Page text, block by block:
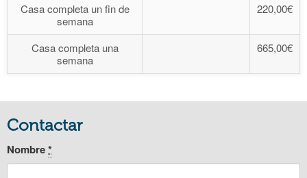
Casa completa un fin de
semana
220,00€
Casa completa una
semana
665,00€
Contactar
Nombre*